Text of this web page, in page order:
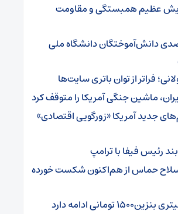
عظیم همبستگی و مقاومت
۶۰ درصدی دانش‌آموختگان دانشگاه ملی
فراتر از توان باتری سایت‌ها
ماشین جنگی آمریکا را متوقف کرد
جدید آمریکا «زورگویی اقتصادی»
رئیس فیفا با ترامپ
حماس از هم‌اکنون شکست خورده